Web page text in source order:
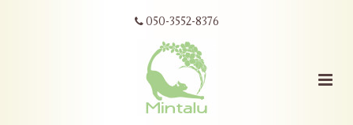
050-3552-8376